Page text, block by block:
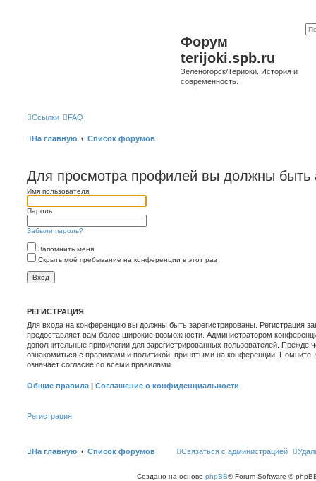
Форум
terijoki.spb.ru
Зеленогорск/Териоки. История и
современность.
Ссылки FAQ
На главную Список форумов
Для просмотра профилей вы должны быть
Имя пользователя:
Пароль:
Забыли пароль?
Запомнить меня
Скрыть моё пребывание на конференции в этот раз
РЕГИСТРАЦИЯ
Для входа на конференцию вы должны быть зарегистрированы. Регистрация
предоставляет вам более широкие возможности. Администратором
дополнительные привилегии для зарегистрированных пользователей. Прежде
ознакомиться с правилами и политикой, принятыми на конференции.
означает согласие со всеми правилами.
Общие правила | Соглашение о конфиденциальности
Регистрация
На главную Список форумов Связаться с администрацией
Создано на основе phpBB® Forum Software ©